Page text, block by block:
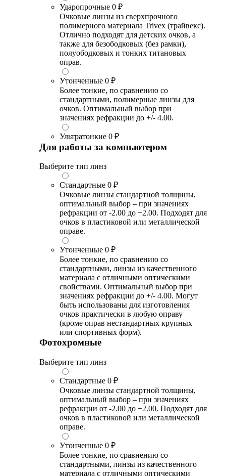
Ударопрочные 0 ₽
Очковые линзы из сверхпрочного
полимерного материала Trivex (трайвекс).
Отлично подходят для детских очков, а
также для безободковых (без рамки),
полуободковых и тонких титановых
оправ.
Утонченные 0 ₽
Более тонкие, по сравнению со
стандартными, полимерные линзы для
очков. Оптимальный выбор при
значениях рефракции до +/- 4.00.
Ультратонкие 0 ₽
Для работы за компьютером
Выберите тип линз
Стандартные 0 ₽
Очковые линзы стандартной толщины,
оптимальный выбор – при значениях
рефракции от -2.00 до +2.00. Подходят для
очков в пластиковой или металлической
оправе.
Утонченные 0 ₽
Более тонкие, по сравнению со
стандартными, линзы из качественного
материала с отличными оптическими
свойствами. Оптимальный выбор при
значениях рефракции до +/- 4.00. Могут
быть использованы для изготовления
очков практически в любую оправу
(кроме оправ нестандартных крупных
или спортивных форм).
Фотохромные
Выберите тип линз
Стандартные 0 ₽
Очковые линзы стандартной толщины,
оптимальный выбор – при значениях
рефракции от -2.00 до +2.00. Подходят для
очков в пластиковой или металлической
оправе.
Утонченные 0 ₽
Более тонкие, по сравнению со
стандартными, линзы из качественного
материала с отличными оптическими